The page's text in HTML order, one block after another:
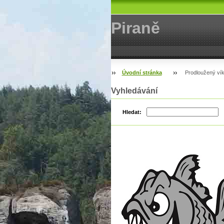
Piraně
Úvodní stránka Prodloužený
Vyhledávání
Hledat: